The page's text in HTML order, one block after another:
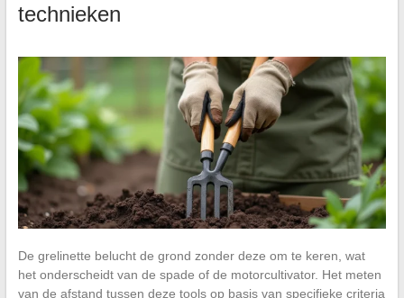
technieken
De grelinette belucht de grond zonder deze om te keren, wat
het onderscheidt van de spade of de motorcultivator. Het meten
van de afstand tussen deze tools op basis van specifieke criteria